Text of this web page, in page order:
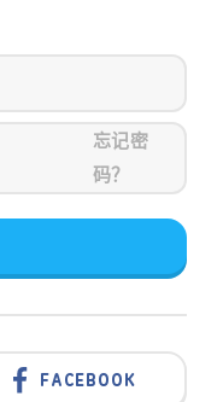
忘记密
码？
FACEBOOK